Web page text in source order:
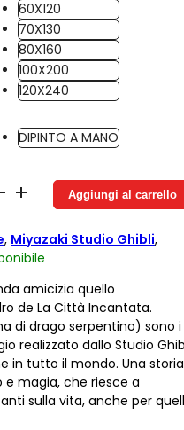
60X120
70X130
80X160
100X200
120X240
DIPINTO A MANO
Aggiungi al carrello
, Miyazaki Studio Ghibli,
amicizia quello
de La Città Incantata.
di drago serpentino) sono i
realizzato dallo Studio
in tutto il mondo. Una storia
magia, che riesce a
sulla vita, anche per